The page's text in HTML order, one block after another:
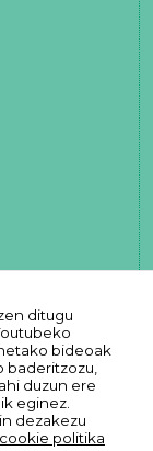
ditugu
bideoak
duzun ere
eginez.
dezakezu
politika